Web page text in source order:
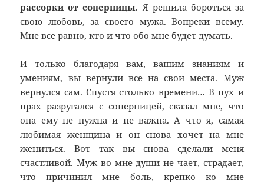
рассорки от соперницы. Я решила бороться за
свою любовь, за своего мужа. Вопреки всему.
Мне все равно, кто и что обо мне будет думать.
И только благодаря вам, вашим знаниям и
умениям, вы вернули все на свои места. Муж
вернулся сам. Спустя столько времени… В пух и
прах разругался с соперницей, сказал мне, что
она ему не нужна и не важна. А что я, самая
любимая женщина и он снова хочет на мне
жениться. Вот так вы снова сделали меня
счастливой. Муж во мне души не чает, страдает,
что причинил мне боль, крепко ко мне